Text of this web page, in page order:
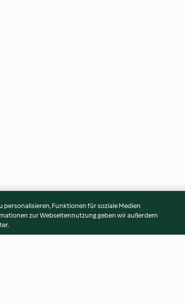
personalisieren, Funktionen für soziale Medien
zur Webseitennutzung geben wir außerdem